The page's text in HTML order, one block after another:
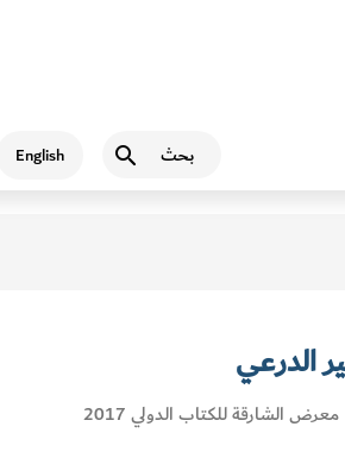
English
الدرعي
Visit
معرض الشارقة للكتاب الدولي 2017